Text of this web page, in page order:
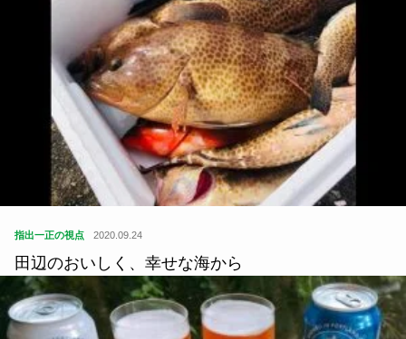
指出一正の視点 2020.09.24
田辺のおいしく、幸せな海から